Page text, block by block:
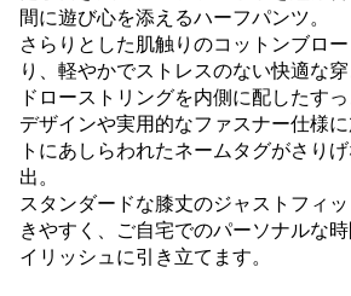
間に遊び心を添えるハーフパンツ。
さらりとした肌触りのコットンブロ
り、軽やかでストレスのない快適な穿
ドローストリングを内側に配したす
デザインや実用的なファスナー仕様
トにあしらわれたネームタグがさり
出。
スタンダードな膝丈のジャストフィ
きやすく、ご自宅でのパーソナルな
イリッシュに引き立てます。